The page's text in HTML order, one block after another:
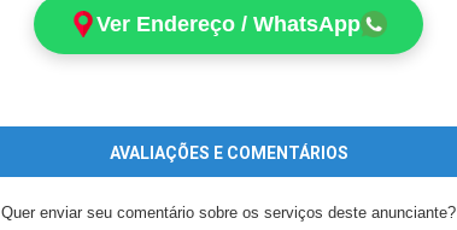
Ver Endereço / WhatsApp
AVALIAÇÕES E COMENTÁRIOS
Quer enviar seu comentário sobre os serviços deste anunciante?